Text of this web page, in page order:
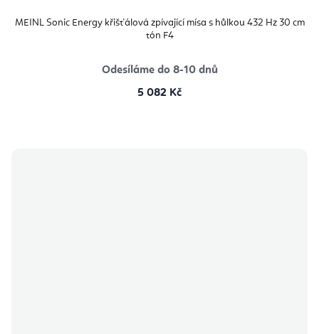
MEINL Sonic Energy křišťálová zpívající mísa s hůlkou 432 Hz 30 cm
tón F4
Odesíláme do 8-10 dnů
5 082 Kč